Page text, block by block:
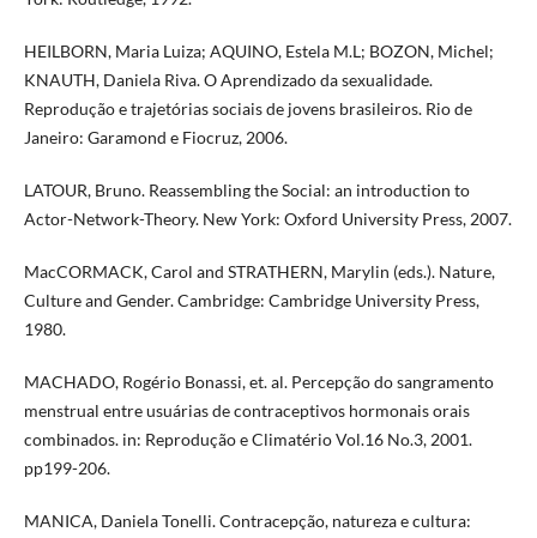
HEILBORN, Maria Luiza; AQUINO, Estela M.L; BOZON, Michel;
KNAUTH, Daniela Riva. O Aprendizado da sexualidade.
Reprodução e trajetórias sociais de jovens brasileiros. Rio de
Janeiro: Garamond e Fiocruz, 2006.
LATOUR, Bruno. Reassembling the Social: an introduction to
Actor-Network-Theory. New York: Oxford University Press, 2007.
MacCORMACK, Carol and STRATHERN, Marylin (eds.). Nature,
Culture and Gender. Cambridge: Cambridge University Press,
1980.
MACHADO, Rogério Bonassi, et. al. Percepção do sangramento
menstrual entre usuárias de contraceptivos hormonais orais
combinados. in: Reprodução e Climatério Vol.16 No.3, 2001.
pp199-206.
MANICA, Daniela Tonelli. Contracepção, natureza e cultura: